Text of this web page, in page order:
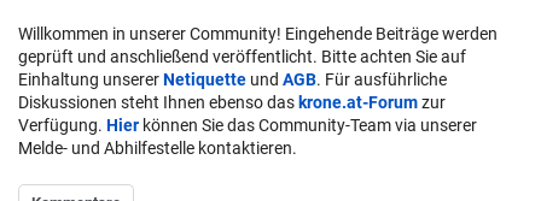
Willkommen in unserer Community! Eingehende Beiträge werden
geprüft und anschließend veröffentlicht. Bitte achten Sie auf
Einhaltung unsererNetiquette und AGB. Für ausführliche
Diskussionen steht Ihnen ebenso das krone.at-Forumzur
Verfügung. Hier können Sie das Community-Team via unserer
Melde- und Abhilfestelle kontaktieren.